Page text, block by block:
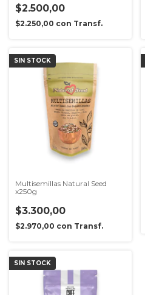
$2.500,00
$2.250,00 con Transf.
SIN STOCK
Multisemillas Natural Seed
x250g
$3.300,00
$2.970,00 con Transf.
SIN STOCK